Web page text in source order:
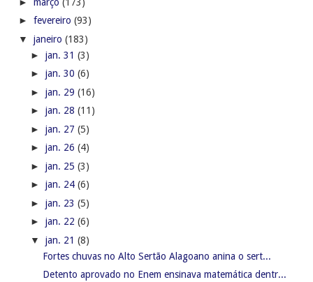
► fevereiro (93)
▼ janeiro (183)
► jan. 31 (3)
► jan. 30 (6)
► jan. 29 (16)
► jan. 28 (11)
► jan. 27 (5)
► jan. 26 (4)
► jan. 25 (3)
► jan. 24 (6)
► jan. 23 (5)
► jan. 22 (6)
▼ jan. 21 (8)
Fortes chuvas no Alto Sertão Alagoano anina o sert...
Detento aprovado no Enem ensinava matemática dentr...